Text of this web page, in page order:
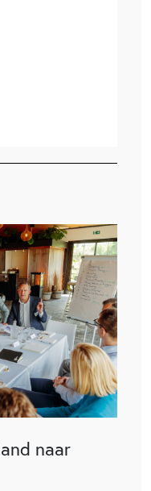
naar